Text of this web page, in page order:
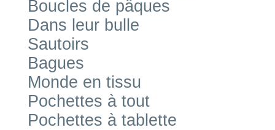
Boucles de pâques
Dans leur bulle
Sautoirs
Bagues
Monde en tissu
Pochettes à tout
Pochettes à tablette